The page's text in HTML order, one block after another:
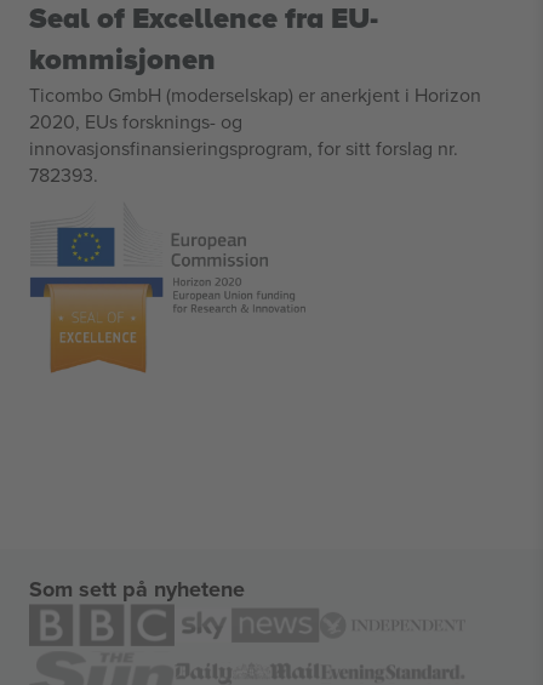
Seal of Excellence fra EU-
kommisjonen
Ticombo GmbH (moderselskap) er anerkjent i Horizon
2020, EUs forsknings- og
innovasjonsfinansieringsprogram, for sitt forslag nr.
782393.
Som sett på nyhetene